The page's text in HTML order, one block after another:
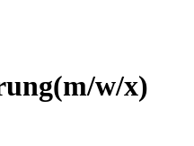
(m/w/x)